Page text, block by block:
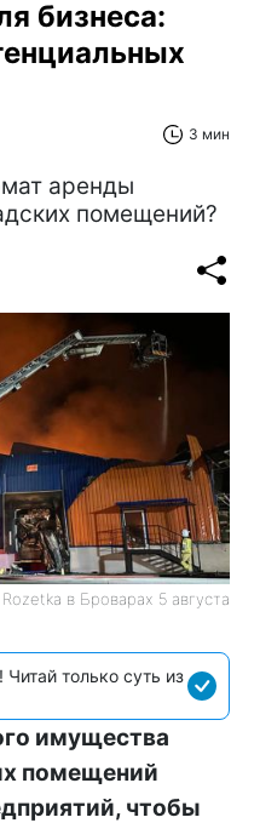
бизнеса:
3 мин
аренды
помещений?
в Броварах 5 августа
только суть из
имущества
помещений
чтобы